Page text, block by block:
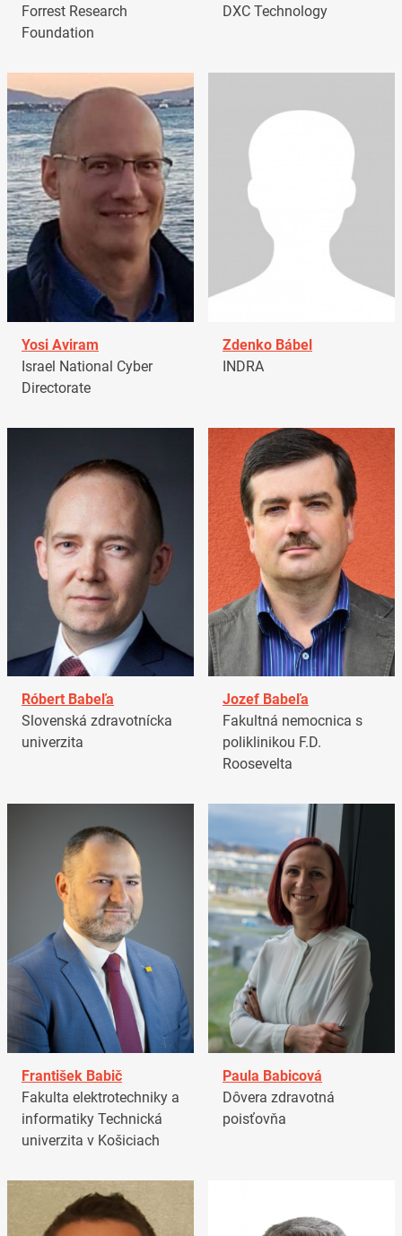
Forrest Research
Foundation
DXC Technology
Yosi Aviram
Israel National Cyber
Directorate
Zdenko Bábel
INDRA
Róbert Babeľa
Slovenská zdravotnícka
univerzita
Jozef Babeľa
Fakultná nemocnica s
poliklinikou F.D.
Roosevelta
František Babič
Fakulta elektrotechniky a
informatiky Technická
univerzita v Košiciach
Paula Babicová
Dôvera zdravotná
poisťovňa